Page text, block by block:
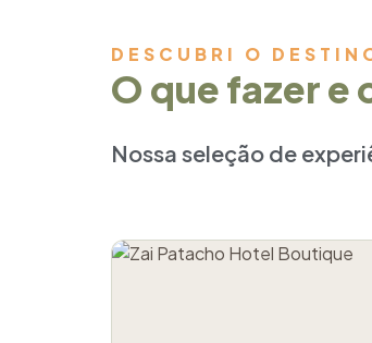
DESCUBRI O
O que fazer e
Nossa seleção de